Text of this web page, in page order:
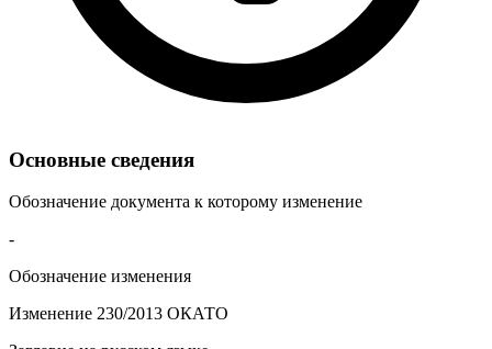
Основные сведения
Обозначение документа к которому изменение
-
Обозначение изменения
Изменение 230/2013 ОКАТО